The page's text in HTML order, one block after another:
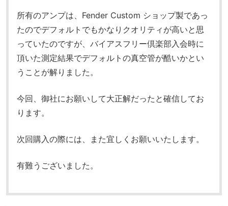
所有のアンプは、Fender Custom ショップ製であっ
たのでデフォルトでもかなりクオリティが高いと思
っていたのですが、バイアスフリー倶楽部入会時に
頂いた測定結果でデフォルトの真空管が酷いかとい
うことが解りました。
今回、御社にお願いして大正解だったと確信してお
ります。
次回購入の際には、また宜しくお願いいたします。
有難うございました。